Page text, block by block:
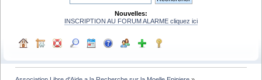
Nouvelles:
INSCRIPTION AU FORUM ALARME cliquez ici